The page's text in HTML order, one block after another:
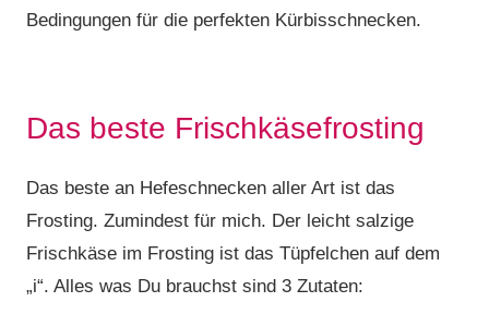
Bedingungen für die perfekten Kürbisschnecken.
Das beste Frischkäsefrosting
Das beste an Hefeschnecken aller Art ist das
Frosting. Zumindest für mich. Der leicht salzige
Frischkäse im Frosting ist das Tüpfelchen auf dem
„i“. Alles was Du brauchst sind 3 Zutaten: